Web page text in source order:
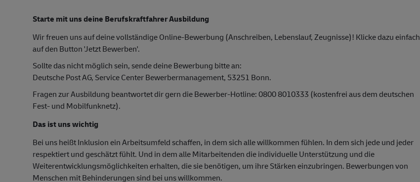
Starte mit uns deine Berufskraftfahrer Ausbildung
Wir freuen uns auf deine vollständige Online-Bewerbung (Anschreiben, Lebenslauf, Zeugnisse)! Klicke dazu einfach
auf den Button 'Jetzt Bewerben'.
Sollte das nicht möglich sein, sende deine Bewerbung bitte an:
Deutsche Post AG, Service Center Bewerbermanagement, 53251 Bonn.
Fragen zur Ausbildung beantwortet dir gern die Bewerber-Hotline: 0800 8010333 (kostenfrei aus dem deutschen
Fest- und Mobilfunknetz).
Das ist uns wichtig
Bei uns heißt Inklusion ein Arbeitsumfeld schaffen, in dem sich alle willkommen fühlen. In dem sich jede und jeder
respektiert und geschätzt fühlt. Und in dem alle Mitarbeitenden die individuelle Unterstützung und die
Weiterentwicklungsmöglichkeiten erhalten, die sie benötigen, um ihre Stärken einzubringen. Bewerbungen von
Menschen mit Behinderungen sind bei uns willkommen.